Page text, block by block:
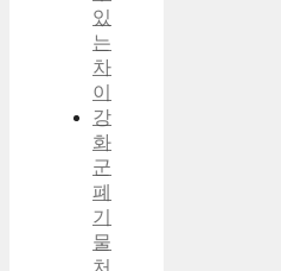
있
는
차
이
강
화
군
폐
기
물
처